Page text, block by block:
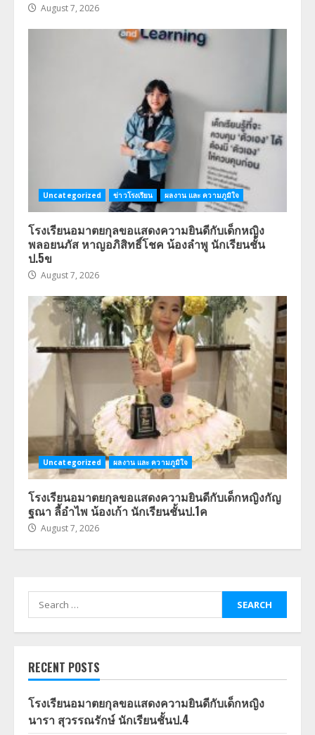
August 7, 2026
Uncategorized ข่าวโรงเรียน ผลงาน และ ความภูมิใจ
โรงเรียนอมาตยกุลขอแสดงความยินดีกับเด็กหญิง
พลอยนภัส หาญอภิสิทธิ์โชค น้องลำพู นักเรียนชั้น
ป.5ข
August 7, 2026
Uncategorized ผลงาน และ ความภูมิใจ
โรงเรียนอมาตยกุลขอแสดงความยินดีกับเด็กหญิงกัญ
ฐณา ลี้อำไพ น้องเก้า นักเรียนชั้นป.1ค
August 7, 2026
Search
for:
RECENT POSTS
โรงเรียนอมาตยกุลขอแสดงความยินดีกับเด็กหญิง
นารา สุวรรณรักษ์ นักเรียนชั้นป.4